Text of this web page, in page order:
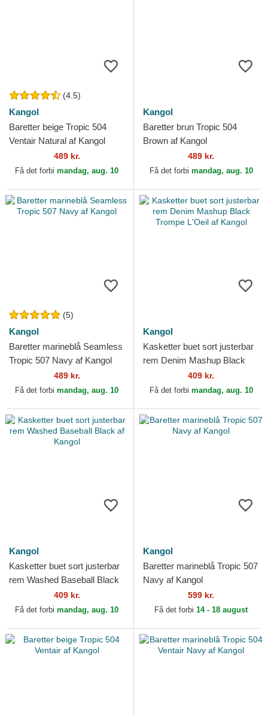
(4.5)
Kangol
Baretter beige Tropic 504
Ventair Natural af Kangol
489 kr.
Få det forbi mandag, aug. 10
Kangol
Baretter brun Tropic 504
Brown af Kangol
489 kr.
Få det forbi mandag, aug. 10
(5)
Kangol
Baretter marineblå Seamless
Tropic 507 Navy af Kangol
489 kr.
Få det forbi mandag, aug. 10
Kangol
Kasketter buet sort justerbar
rem Denim Mashup Black
Trompe L'Oeil af Kangol
409 kr.
Få det forbi mandag, aug. 10
Kangol
Kasketter buet sort justerbar
rem Washed Baseball Black
409 kr.
Få det forbi mandag, aug. 10
Kangol
Baretter marineblå Tropic 507
Navy af Kangol
599 kr.
Få det forbi 14 - 18 august